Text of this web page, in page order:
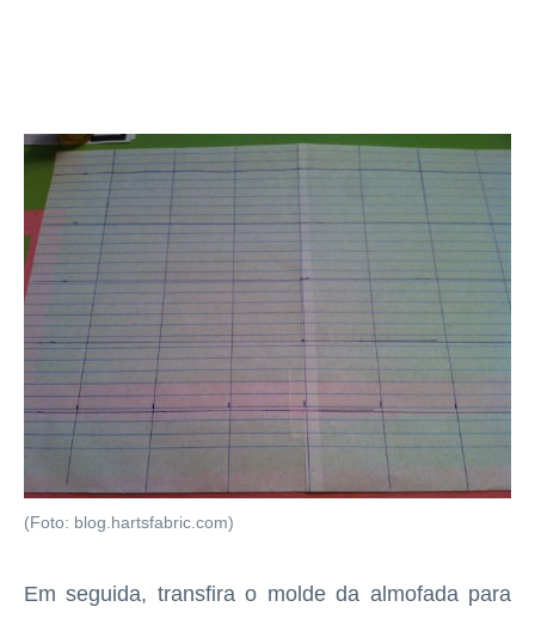
(Foto: blog.hartsfabric.com)
Em seguida, transfira o molde da almofada para